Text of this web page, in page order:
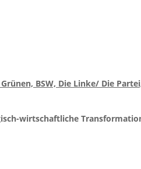
BSW, Die Linke/ Die
wirtschaftliche